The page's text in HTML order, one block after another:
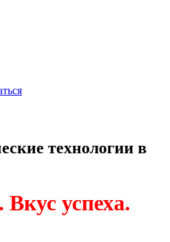
технологии в
успеха.